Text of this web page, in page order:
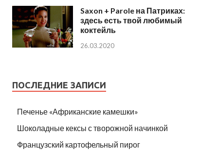
Saxon + Parole на Патриках:
здесь есть твой любимый
коктейль
26.03.2020
ПОСЛЕДНИЕ ЗАПИСИ
Печенье «Африканские камешки»
Шоколадные кексы с творожной начинкой
Французский картофельный пирог